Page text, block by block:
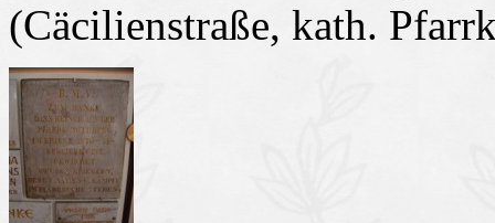
(Cäcilienstraße, kath.